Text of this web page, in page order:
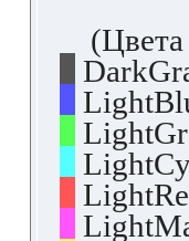
(Цвета